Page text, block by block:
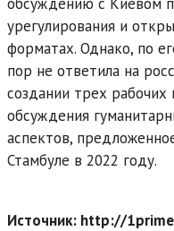
урегулирования и
форматах. Однако, по
пор не ответила на
создании трех рабочих
обсуждения
аспектов,
Стамбуле в 2022 году.
Источник: http://